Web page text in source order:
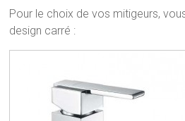
Pour le choix de vos mitigeurs,
design carré :